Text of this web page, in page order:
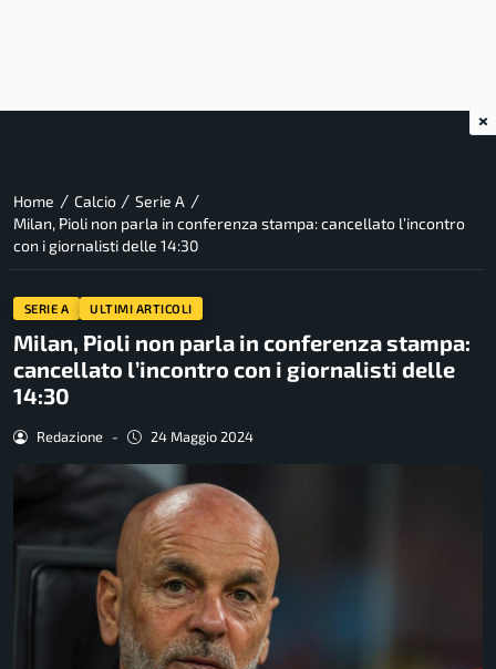
Home / Calcio / Serie A /
Milan, Pioli non parla in conferenza stampa: cancellato l’incontro
con i giornalisti delle 14:30
SERIE A ULTIMI ARTICOLI
Milan, Pioli non parla in conferenza stampa:
cancellato l’incontro con i giornalisti delle
14:30
Redazione - 24 Maggio 2024
×